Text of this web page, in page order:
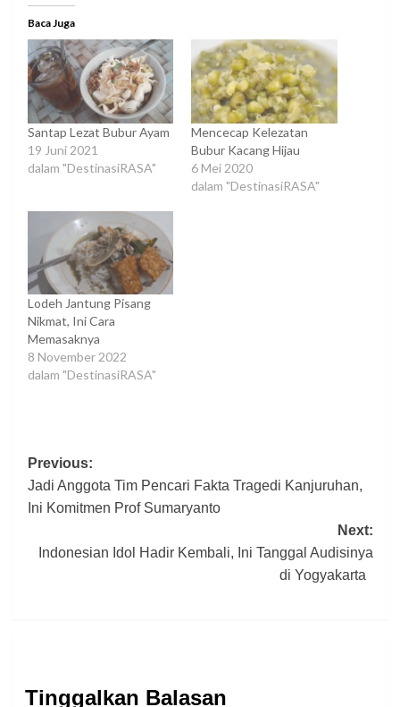
Baca Juga
Santap Lezat Bubur Ayam
19 Juni 2021
dalam "DestinasiRASA"
Mencecap Kelezatan
Bubur Kacang Hijau
6 Mei 2020
dalam "DestinasiRASA"
Lodeh Jantung Pisang
Nikmat, Ini Cara
Memasaknya
8 November 2022
dalam "DestinasiRASA"
Post
navigation
Previous:
Jadi Anggota Tim Pencari Fakta Tragedi Kanjuruhan,
Ini Komitmen Prof Sumaryanto
Next:
Indonesian Idol Hadir Kembali, Ini Tanggal Audisinya
di Yogyakarta
Tinggalkan Balasan